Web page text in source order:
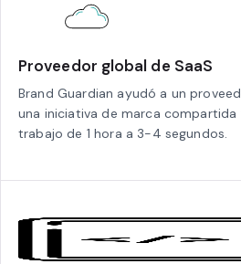
Proveedor global de SaaS
Brand Guardian ayudó a un
una iniciativa de marca compartida
trabajo de 1 hora a 3-4 segundos.